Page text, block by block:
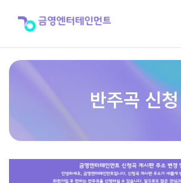
반주곡 신청